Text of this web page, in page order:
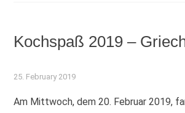
Kochspaß 2019 –
25. February 2019
Am Mittwoch, dem 20. Februar 2019,